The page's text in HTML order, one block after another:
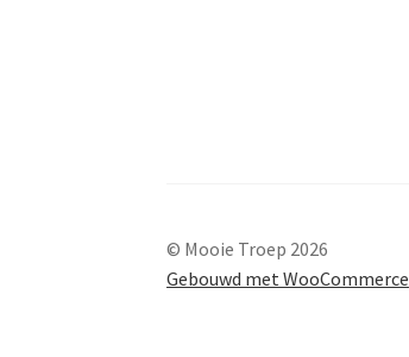
© Mooie Troep 2026
Gebouwd met WooCommerce